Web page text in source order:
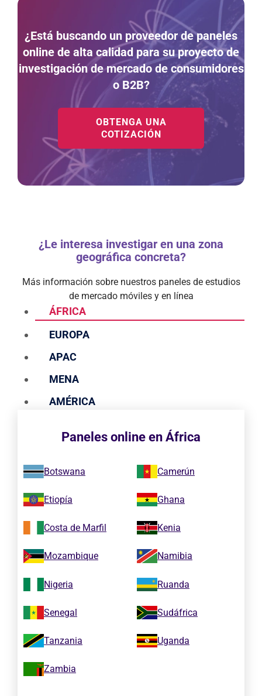
¿Está buscando un proveedor de paneles
online de alta calidad para su proyecto de
investigación de mercado de consumidores
o B2B?
OBTENGA UNA
COTIZACIÓN
¿Le interesa investigar en una zona
geográfica concreta?
Más información sobre nuestros paneles de estudios
de mercado móviles y en línea
ÁFRICA
EUROPA
APAC
MENA
AMÉRICA
Paneles online en África
Botswana Camerún
Etiopía Ghana
Costa de Marfil Kenia
Mozambique Namibia
Nigeria Ruanda
Senegal Sudáfrica
Tanzania Uganda
Zambia